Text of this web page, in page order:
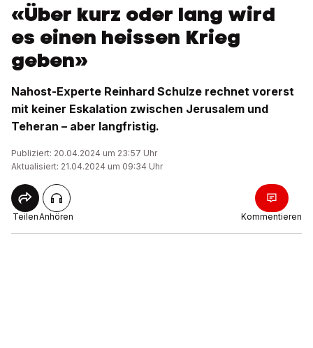
«Über kurz oder lang wird
es einen heissen Krieg
geben»
Nahost-Experte Reinhard Schulze rechnet vorerst
mit keiner Eskalation zwischen Jerusalem und
Teheran – aber langfristig.
Publiziert: 20.04.2024 um 23:57 Uhr
Aktualisiert: 21.04.2024 um 09:34 Uhr
TeilenAnhören Kommentieren